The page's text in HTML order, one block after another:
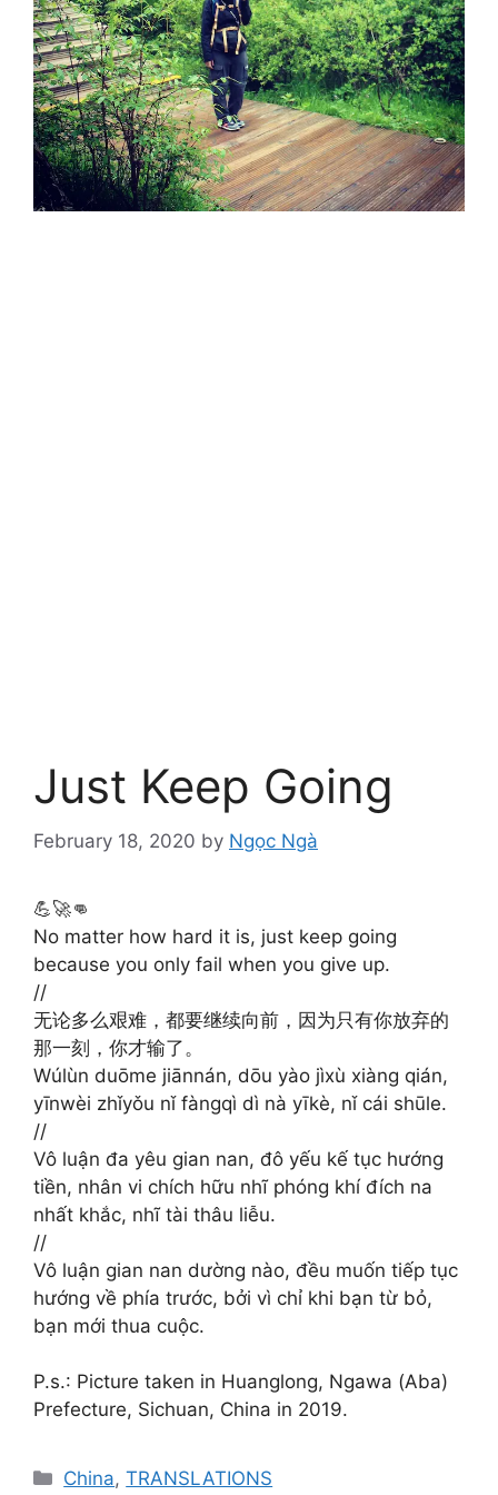
Just Keep Going
February 18, 2020 by Ngọc Ngà
💪🚀👊
No matter how hard it is, just keep going
because you only fail when you give up.
//
无论多么艰难，都要继续向前，因为只有你放弃的
那一刻，你才输了。
Wúlùn duōme jiānnán, dōu yào jìxù xiàng qián,
yīnwèi zhǐyǒu nǐ fàngqì dì nà yīkè, nǐ cái shūle.
//
Vô luận đa yêu gian nan, đô yếu kế tục hướng
tiền, nhân vi chích hữu nhĩ phóng khí đích na
nhất khắc, nhĩ tài thâu liễu.
//
Vô luận gian nan dường nào, đều muốn tiếp tục
hướng về phía trước, bởi vì chỉ khi bạn từ bỏ,
bạn mới thua cuộc.
P.s.: Picture taken in Huanglong, Ngawa (Aba)
Prefecture, Sichuan, China in 2019.
Categories
China,TRANSLATIONS